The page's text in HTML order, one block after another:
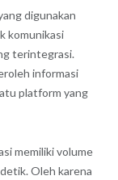
digunakan
komunikasi
terintegrasi.
informasi
platform yang
memiliki volume
Oleh karena